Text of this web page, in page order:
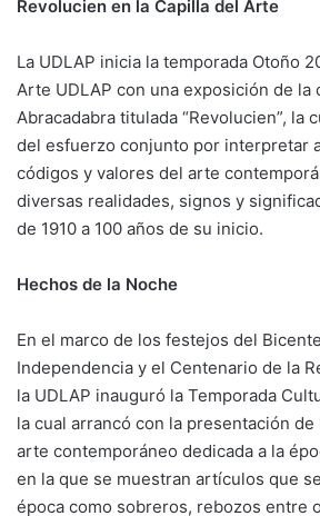
Revolucien en la Capilla del Arte
La UDLAP inicia la temporada Otoño
Arte UDLAP con una exposición de la
Abracadabra titulada “Revolucien”, la
del esfuerzo conjunto por interpretar
códigos y valores del arte
diversas realidades, signos y
de 1910 a 100 años de su inicio.
Hechos de la Noche
En el marco de los festejos del
Independencia y el Centenario de la
la UDLAP inauguró la Temporada
la cual arrancó con la presentación
arte contemporáneo dedicada a la
en la que se muestran artículos que
época como sobreros, rebozos entre